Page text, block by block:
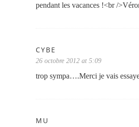
pendant les vacances !<br /
CYBE
26 octobre 2012 at 5:09
trop sympa….Merci je vais
MU